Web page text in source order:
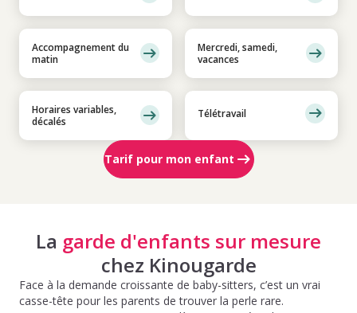
Accompagnement du
matin
Mercredi, samedi,
vacances
Horaires variables,
décalés
Télétravail
Tarif pour mon enfant
La garde d'enfants sur mesure
chez Kinougarde
Face à la demande croissante de baby-sitters, c’est un vrai
casse-tête pour les parents de trouver la perle rare.